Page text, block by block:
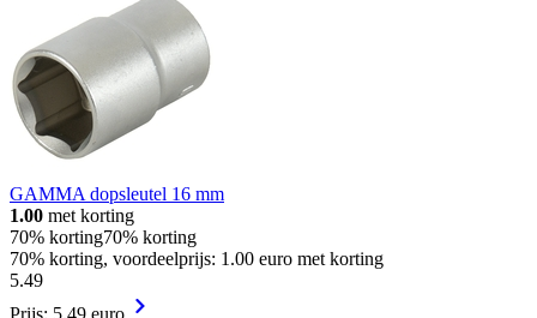
GAMMA dopsleutel 16 mm
1.00 met korting
70% korting70% korting
70% korting, voordeelprijs: 1.00 euro met korting
5.49
Prijs: 5.49 euro